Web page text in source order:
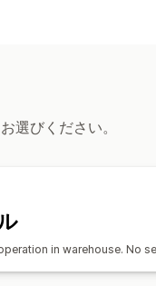
選びください。
in warehouse. No